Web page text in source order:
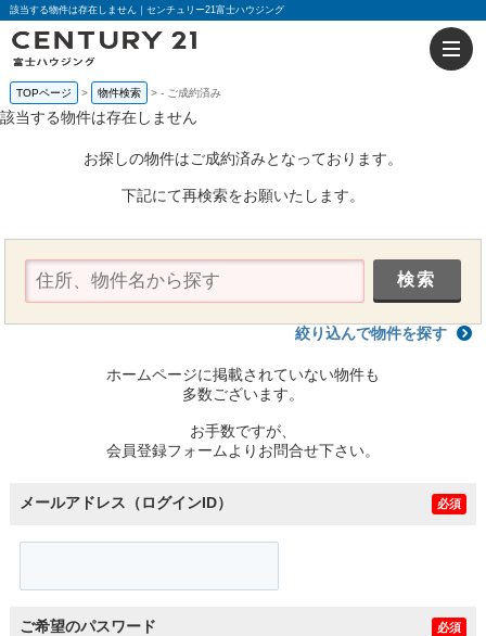
該当する物件は存在しません｜センチュリー21富士ハウジング
TOPページ 物件検索 - ご成約済み
該当する物件は存在しません
お探しの物件はご成約済みとなっております。
下記にて再検索をお願いたします。
絞り込んで物件を探す
ホームページに掲載されていない物件も
多数ございます。
お手数ですが、
会員登録フォームよりお問合せ下さい。
メールアドレス（ログインID） 必須
ご希望のパスワード 必須